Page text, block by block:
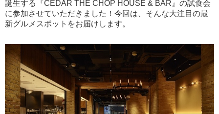
誕生する『CEDAR THE CHOP HOUSE & BAR』の試食会
に参加させていただきました！今回は、そんな大注目の最
新グルメスポットをお届けします。